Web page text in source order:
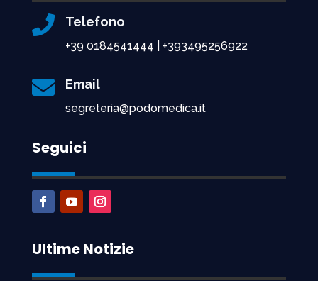
 Telefono
+39 0184541444 | +393495256922
 Email
segreteria@podomedica.it
Seguici
Ultime Notizie